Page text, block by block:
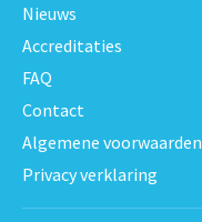
Nieuws
Accreditaties
FAQ
Contact
Algemene voorwaarden
Privacy verklaring